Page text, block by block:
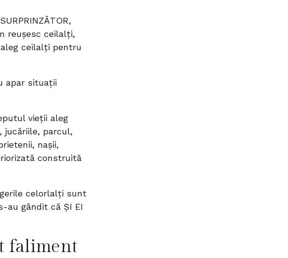
reușesc ceilalți,
ceilalți pentru
apar situații
vieții aleg
jucăriile, parcul,
nașii,
construită
celorlalți sunt
au gândit că ȘI EI
faliment